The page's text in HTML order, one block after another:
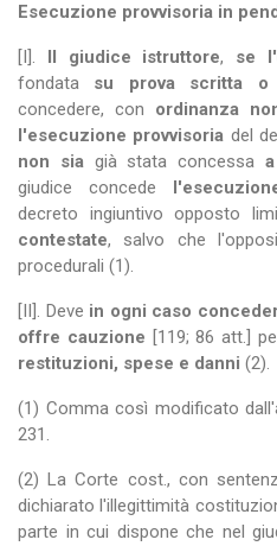
Esecuzione provvisoria in
[I]. Il giudice istruttore, se
fondata su prova scritta o
concedere, con ordinanza
l'esecuzione provvisoria del
non siagià stata concessa
giudice concede
decreto ingiuntivo opposto
contestate, salvo che
procedurali (1).
[II]. Deve in ogni caso
offre cauzione [119; 86 att.]
restituzioni, spese e danni (2).
(1) Comma così modificato
231.
(2) La Corte cost., con
dichiarato l'illegittimità
parte in cui dispone che nel